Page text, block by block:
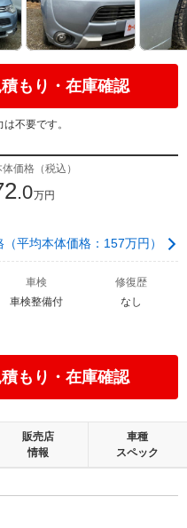
積もり・在庫確認
不要です。
体価格（税込）
.0万円
平均本体価格：157万円）
車検
車検整備付
修復歴
なし
積もり・在庫確認
販売店
情報
車種
スペック